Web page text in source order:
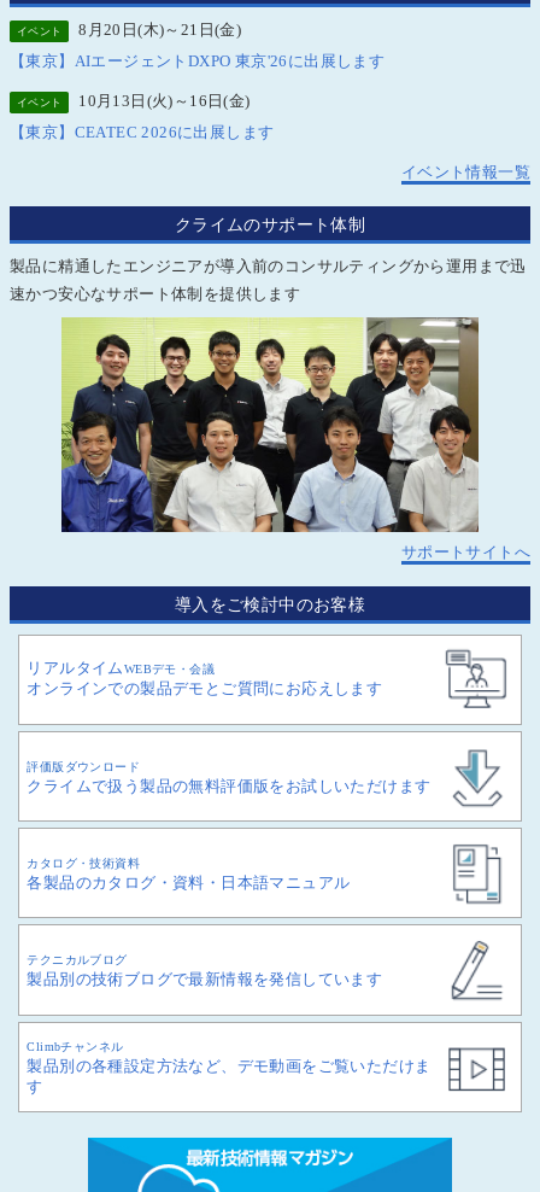
イベント
8月20日(木)～21日(金)
【東京】AIエージェントDXPO 東京'26に出展します
イベント
10月13日(火)～16日(金)
【東京】CEATEC 2026に出展します
イベント情報一覧
クライムのサポート体制
製品に精通したエンジニアが導入前のコンサルティングから運用まで迅
速かつ安心なサポート体制を提供します
サポートサイトへ
導入をご検討中のお客様
リアルタイムWEBデモ・会議
オンラインでの製品デモとご質問にお応えします
評価版ダウンロード
クライムで扱う製品の無料評価版をお試しいただけます
カタログ・技術資料
各製品のカタログ・資料・日本語マニュアル
テクニカルブログ
製品別の技術ブログで最新情報を発信しています
Climbチャンネル
製品別の各種設定方法など、デモ動画をご覧いただけま
す